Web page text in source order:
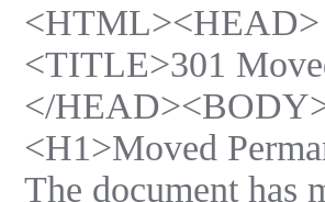
<HTML><HEAD>
<TITLE>301
</
<H1>Moved
The document has